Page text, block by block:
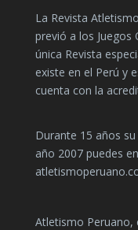
La Revista
previó a los Juegos
única Revista
existe en el Perú y
cuenta con la
Durante 15 años
año 2007 puedes
Atletismo Peruano,